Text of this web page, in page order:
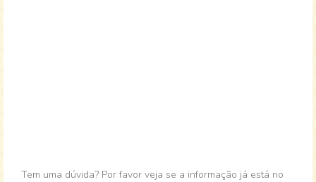
Tem uma dúvida? Por favor veja se a informação já está no